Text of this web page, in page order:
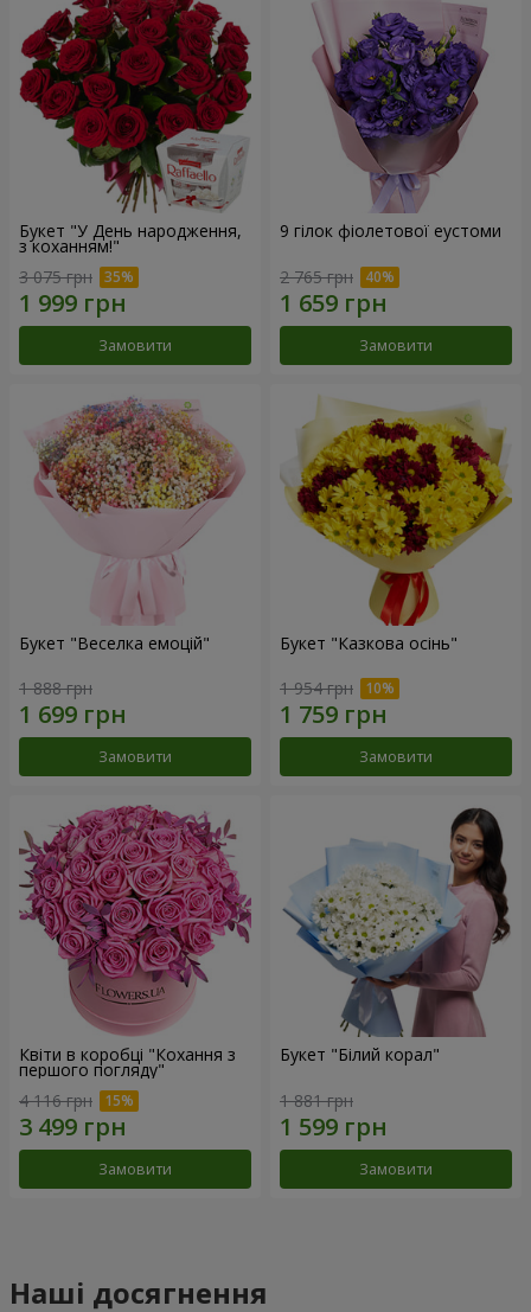
Букет "У День народження,
з коханням!"
3 075 грн
Замовити
9 гілок фіолетової еустоми
2 765 грн
Замовити
Букет "Веселка емоцій"
1 888 грн
Замовити
Букет "Казкова осінь"
1 954 грн
Замовити
Квіти в коробці "Кохання з
першого погляду"
4 116 грн
Замовити
Букет "Білий корал"
1 881 грн
Замовити
Наші досягнення